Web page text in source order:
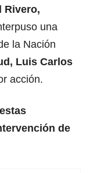
Rivero,
una
la Nación
Luis Carlos
acción.
de